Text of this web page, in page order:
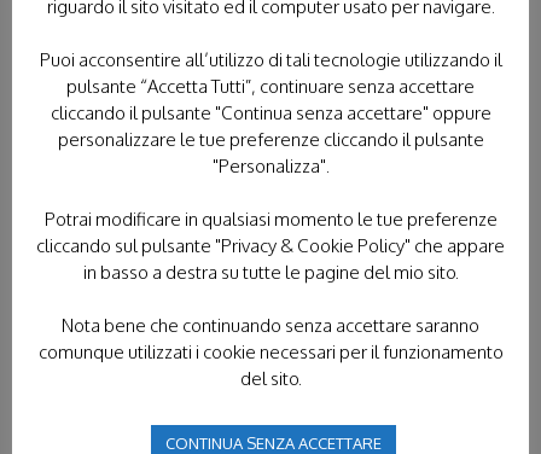
Pingback: Servizio Civile Universale con
l’Unitalsi – BANDO 2026 - Unitalsi Ligure
Comments are closed.
CATEGORIE IN EVIDENZA
FORMAZIONE
FRATERNITÀ
GIORNATA NAZIONALE
L'ANGOLO DI IPPOCRATE
riguardo il sito visitato ed il computer usato per navigare.
Puoi acconsentire all’utilizzo di tali tecnologie utilizzando il
pulsante “Accetta Tutti”, continuare senza accettare
cliccando il pulsante "Continua senza accettare" oppure
personalizzare le tue preferenze cliccando il pulsante
"Personalizza".
Potrai modificare in qualsiasi momento le tue preferenze
cliccando sul pulsante "Privacy & Cookie Policy" che appare
in basso a destra su tutte le pagine del mio sito.
Nota bene che continuando senza accettare saranno
comunque utilizzati i cookie necessari per il funzionamento
del sito.
CONTINUA SENZA ACCETTARE